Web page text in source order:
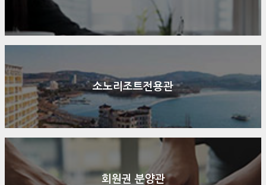
소노리조트전용관
회원권 분양관